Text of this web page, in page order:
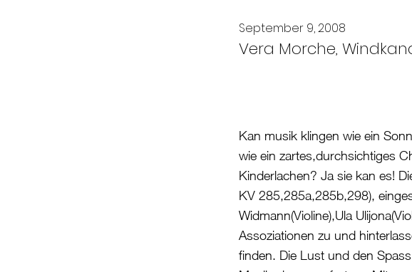
September 9, 2008
Vera Morche,
Kan musik klingen wie ein
wie ein zartes,durchsichtiges
Kinderlachen? Ja sie kan es!
KV 285,285a,285b,298),
Widmann(Violine),Ula
Assoziationen zu und
finden. Die Lust und den